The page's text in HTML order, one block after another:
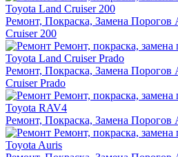
Ремонт, Покраска, Замена Порогов
Cruiser 200
Ремонт, Покраска, Замена Порогов
Cruiser Prado
Ремонт, Покраска, Замена